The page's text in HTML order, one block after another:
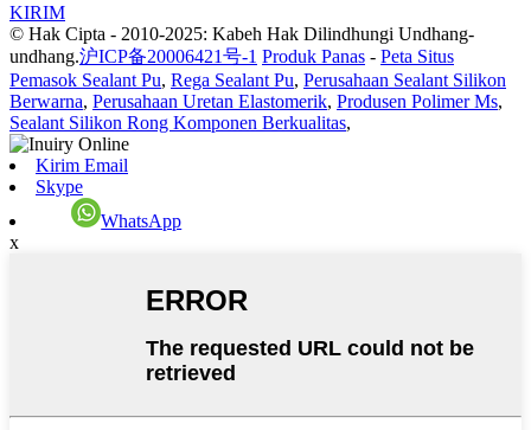
KIRIM
© Hak Cipta - 2010-2025: Kabeh Hak Dilindhungi Undhang-
undhang.沪ICP备20006421号-1 Produk Panas - Peta Situs
Pemasok Sealant Pu, Rega Sealant Pu, Perusahaan Sealant Silikon
Berwarna, Perusahaan Uretan Elastomerik, Produsen Polimer Ms,
Sealant Silikon Rong Komponen Berkualitas,
Kirim Email
Skype
WhatsApp
x